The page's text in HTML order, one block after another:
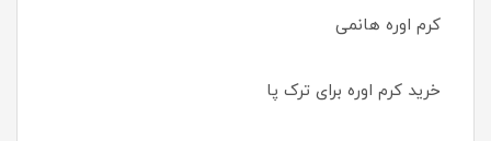
کرم اوره هانمی
خرید کرم اوره برای ترک پا